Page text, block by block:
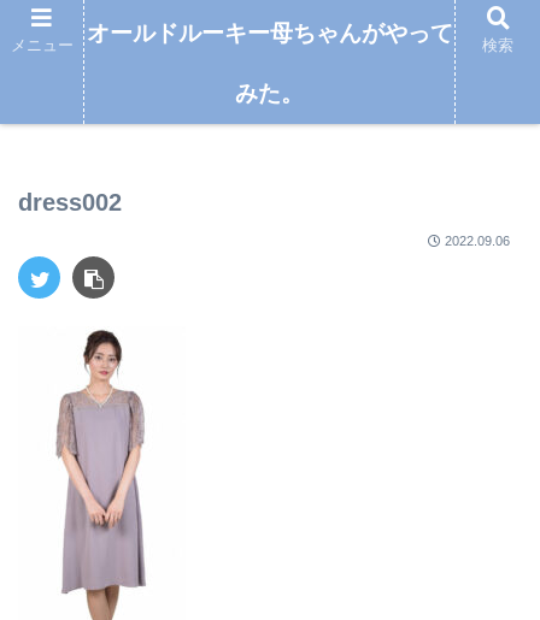
オールドルーキー母ちゃんがやってみた。
dress002
2022.09.06
メニュー オールドルーキー母ちゃんがやって
みた。
検索